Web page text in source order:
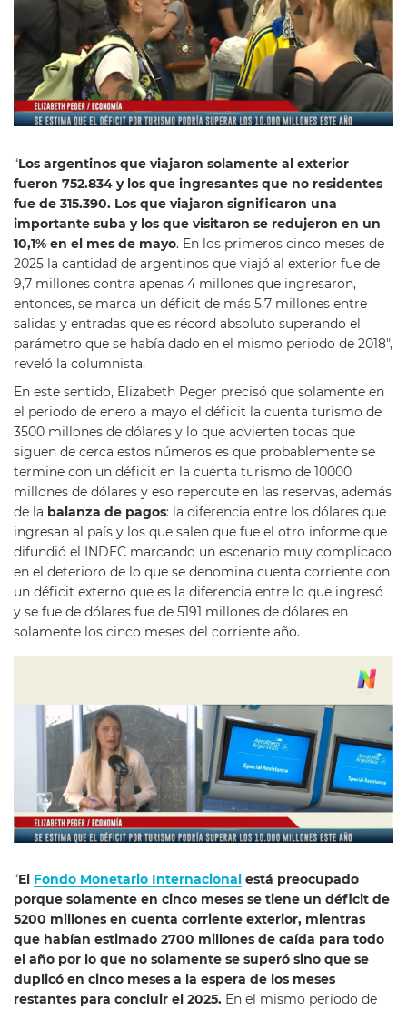
“Los argentinos que viajaron solamente al exterior
fueron 752.834 y los que ingresantes que no residentes
fue de 315.390. Los que viajaron significaron una
importante suba y los que visitaron se redujeron en un
10,1% en el mes de mayo. En los primeros cinco meses de
2025 la cantidad de argentinos que viajó al exterior fue de
9,7 millones contra apenas 4 millones que ingresaron,
entonces, se marca un déficit de más 5,7 millones entre
salidas y entradas que es récord absoluto superando el
parámetro que se había dado en el mismo periodo de 2018″,
reveló la columnista.
En este sentido, Elizabeth Peger precisó que solamente en
el periodo de enero a mayo el déficit la cuenta turismo de
3500 millones de dólares y lo que advierten todas que
siguen de cerca estos números es que probablemente se
termine con un déficit en la cuenta turismo de 10000
millones de dólares y eso repercute en las reservas, además
de la balanza de pagos: la diferencia entre los dólares que
ingresan al país y los que salen que fue el otro informe que
difundió el INDEC marcando un escenario muy complicado
en el deterioro de lo que se denomina cuenta corriente con
un déficit externo que es la diferencia entre lo que ingresó
y se fue de dólares fue de 5191 millones de dólares en
solamente los cinco meses del corriente año.
“El Fondo Monetario Internacional está preocupado
porque solamente en cinco meses se tiene un déficit de
5200 millones en cuenta corriente exterior, mientras
que habían estimado 2700 millones de caída para todo
el año por lo que no solamente se superó sino que se
duplicó en cinco meses a la espera de los meses
restantes para concluir el 2025. En el mismo periodo de